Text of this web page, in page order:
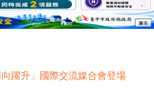
躍升」國際交流媒合會登場